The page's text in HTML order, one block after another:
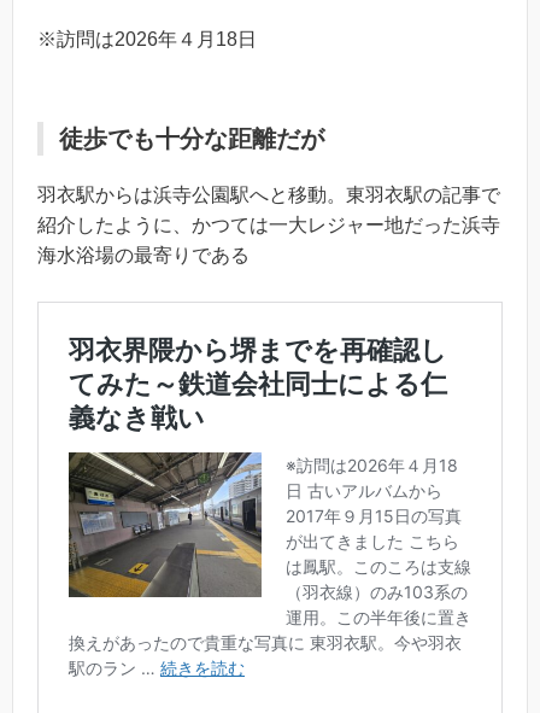
※訪問は2026年４月18日
徒歩でも十分な距離だが
羽衣駅からは浜寺公園駅へと移動。東羽衣駅の記事で
紹介したように、かつては一大レジャー地だった浜寺
海水浴場の最寄りである